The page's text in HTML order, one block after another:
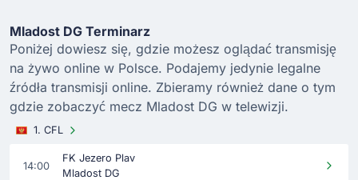
Mladost DG Terminarz
Poniżej dowiesz się, gdzie możesz oglądać transmisję
na żywo online w Polsce. Podajemy jedynie legalne
źródła transmisji online. Zbieramy również dane o tym
gdzie zobaczyć mecz Mladost DG w telewizji.
1. CFL
14:00
FK Jezero Plav
Mladost DG